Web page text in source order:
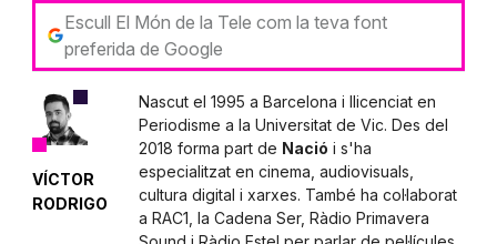
Escull El Món de la Tele com la teva font
preferida de Google
VÍCTOR
RODRIGO
Nascut el 1995 a Barcelona i llicenciat en
Periodisme a la Universitat de Vic. Des del
2018 forma part de Nació i s'ha
especialitzat en cinema, audiovisuals,
cultura digital i xarxes. També ha col·laborat
a RAC1, la Cadena Ser, Ràdio Primavera